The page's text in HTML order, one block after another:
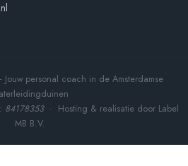
personal coach in de Amsterdamse
84178353· Hosting & realisatie door Label
MB B.V.